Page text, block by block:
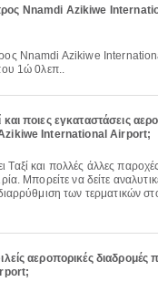
Nnamdi Azikiwe
1ώ 0λεπ..
και ποιες εγκαταστάσεις
Azikiwe International Airport;
Μπορείτε να δείτε
των τερματικών
αεροπορικές